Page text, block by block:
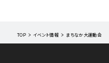
TOP イベント情報 まちなか大運動会